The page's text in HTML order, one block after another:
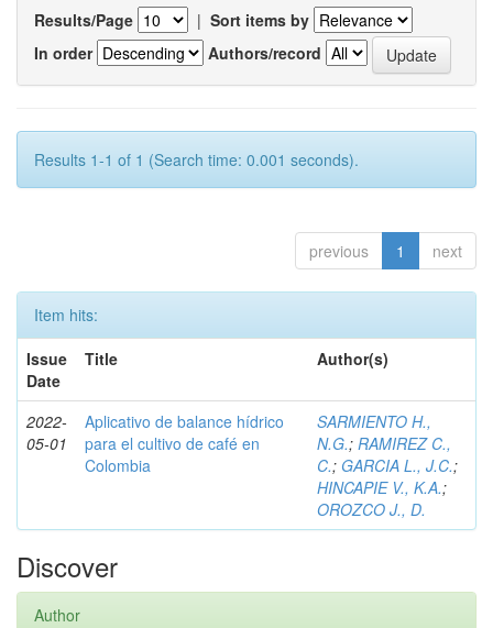
Results/Page | Sort items by
In order
Authors/record
Results 1-1 of 1 (Search time: 0.001 seconds).
previous 1 next
Item hits:
Issue
Date
Title Author(s)
2022-
05-01
Aplicativo de balance hídrico
para el cultivo de café en
Colombia
SARMIENTO H.,
N.G.; RAMIREZ C.,
C.; GARCIA L., J.C.;
HINCAPIE V., K.A.;
OROZCO J., D.
Discover
Author